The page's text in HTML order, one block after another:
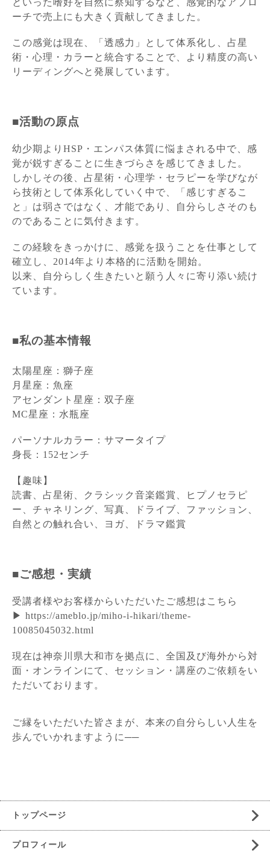
といった嗜好を自然に察知するなど、 感覚的なアプロ
ーチで売上にも大きく貢献してきました。
この感覚は現在、「透感力」として体系化し、占星
術・心理・カラーと統合することで、より精度の高い
リーディングへと発展しています。
■活動の原点
幼少期よりHSP・エンパス体質に悩まされる中で、感
覚が鋭すぎることに生きづらさを感じてきました。
しかしその後、占星術・心理学・セラピーを学びなが
ら技術として体系化していく中で、
「感じすぎるこ
と」は弱さではなく、才能であり、自分らしさそのも
のであることに気付きます。
この経験をきっかけに、感覚を扱うことを仕事として
確立し、 2014年より本格的に活動を開始。
以来、自分らしく生きたいと願う人々に寄り添い続け
ています。
■私の基本情報
太陽星座：獅子座
月星座：魚座
アセンダント星座：双子座
MC星座：水瓶座
パーソナルカラー：サマータイプ
身長：152センチ
【趣味】
読書、占星術、クラシック音楽鑑賞、ヒプノセラピ
ー、チャネリング、写真、ドライブ、ファッション、
自然との触れ合い、ヨガ、ドラマ鑑賞
■ご感想・実績
受講者様やお客様からいただいたご感想はこちら
▶ https://ameblo.jp/miho-i-hikari/theme-
10085045032.html
現在は神奈川県大和市を拠点に、全国及び海外から対
面・オンラインにて、セッション・講座のご依頼をい
ただいております。
ご縁をいただいた皆さまが、本来の自分らしい人生を
歩んでいかれますように──
トップページ
プロフィール